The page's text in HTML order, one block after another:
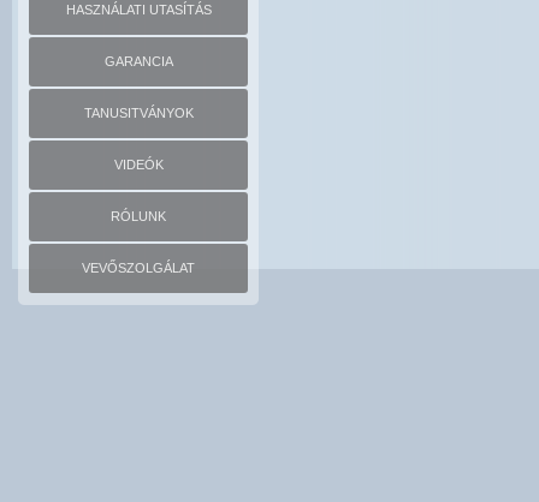
HASZNÁLATI UTASÍTÁS
GARANCIA
TANUSITVÁNYOK
VIDEÓK
RÓLUNK
VEVŐSZOLGÁLAT